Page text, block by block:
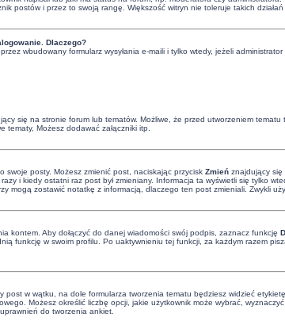
postów i przez to swoją rangę. Większość witryn nie toleruje takich
Dlaczego?
wbudowany formularz wysyłania e-maili i tylko wtedy, jeżeli
się na stronie forum lub tematów. Możliwe, że przed utworzeniem
tematy, Możesz dodawać załączniki itp.
swoje posty. Możesz zmienić post, naciskając przycisk Zmieńznajdujący się
i kiedy ostatni raz post był zmieniany. Informacja ta wyświetli się tylko
mogą zostawić notatkę z informacją, dlaczego ten post zmieniali. Zwykli
kontem. Aby dołączyć do danej wiadomości swój podpis, zaznacz funkcję
funkcję w swoim profilu. Po uaktywnieniu tej funkcji, za każdym razem
w wątku, na dole formularza tworzenia tematu będziesz widzieć etykietę
Możesz określić liczbę opcji, jakie użytkownik może wybrać,
do tworzenia ankiet.